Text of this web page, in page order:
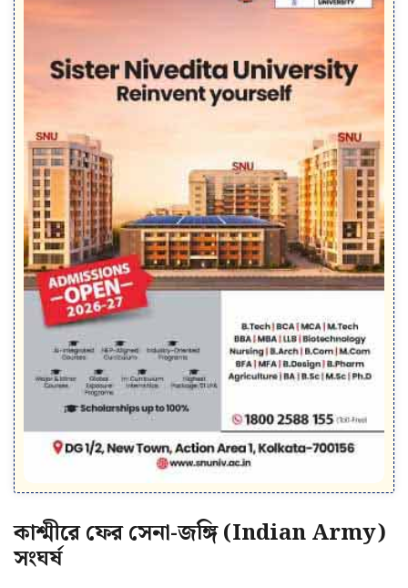
কাশ্মীরে ফের সেনা-জঙ্গি (Indian Army)
সংঘর্ষ